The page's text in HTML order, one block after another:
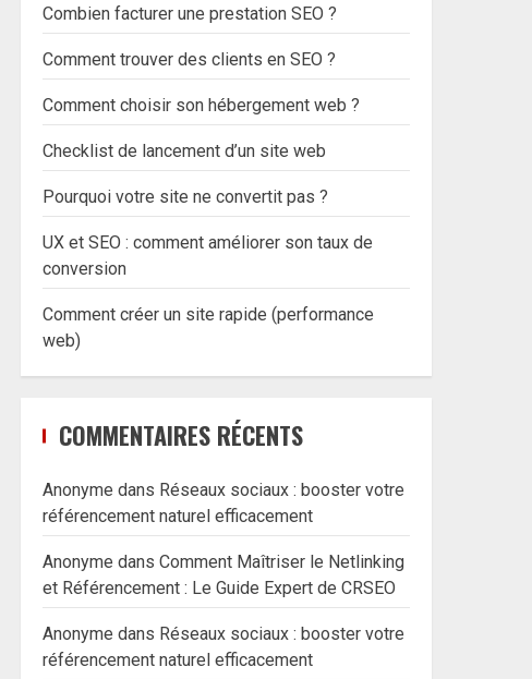
Combien facturer une prestation SEO ?
Comment trouver des clients en SEO ?
Comment choisir son hébergement web ?
Checklist de lancement d’un site web
Pourquoi votre site ne convertit pas ?
UX et SEO : comment améliorer son taux de
conversion
Comment créer un site rapide (performance
web)
COMMENTAIRES RÉCENTS
Anonyme dans Réseaux sociaux : booster votre
référencement naturel efficacement
Anonyme dansComment Maîtriser le Netlinking
et Référencement : Le Guide Expert de CRSEO
Anonyme dans Réseaux sociaux : booster votre
référencement naturel efficacement